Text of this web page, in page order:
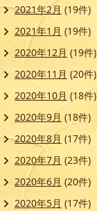
2021年2月 (19件)
2021年1月 (19件)
2020年12月 (19件)
2020年11月 (20件)
2020年10月 (18件)
2020年9月 (18件)
2020年8月 (17件)
2020年7月 (23件)
2020年6月 (20件)
2020年5月 (17件)